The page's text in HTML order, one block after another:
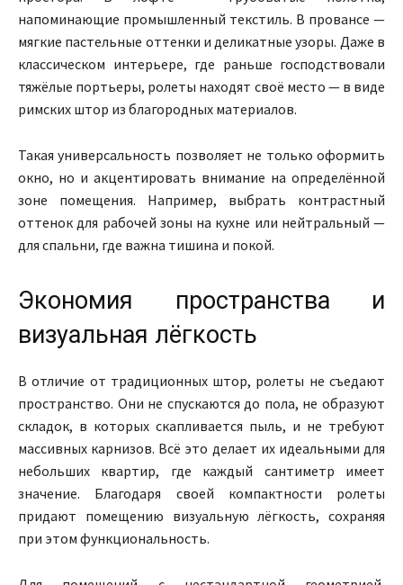
напоминающие промышленный текстиль. В провансе —
мягкие пастельные оттенки и деликатные узоры. Даже в
классическом интерьере, где раньше господствовали
тяжёлые портьеры, ролеты находят своё место — в виде
римских штор из благородных материалов.
Такая универсальность позволяет не только оформить
окно, но и акцентировать внимание на определённой
зоне помещения. Например, выбрать контрастный
оттенок для рабочей зоны на кухне или нейтральный —
для спальни, где важна тишина и покой.
Экономия пространства и
визуальная лёгкость
В отличие от традиционных штор, ролеты не съедают
пространство. Они не спускаются до пола, не образуют
складок, в которых скапливается пыль, и не требуют
массивных карнизов. Всё это делает их идеальными для
небольших квартир, где каждый сантиметр имеет
значение. Благодаря своей компактности ролеты
придают помещению визуальную лёгкость, сохраняя
при этом функциональность.